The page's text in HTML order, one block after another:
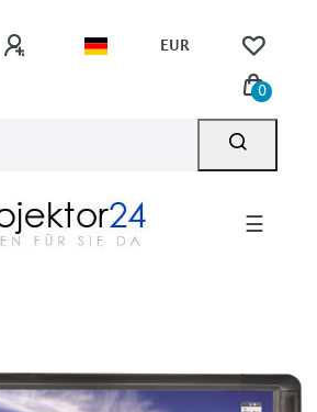
EUR
0
☰